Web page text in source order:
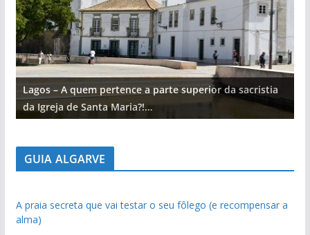
Lagos – A quem pertence a parte superior da sacristia
da Igreja de Santa Maria?!…
GUIA ALGARVE
A praia secreta que vai testar o seu fôlego (e recompensar a
alma)